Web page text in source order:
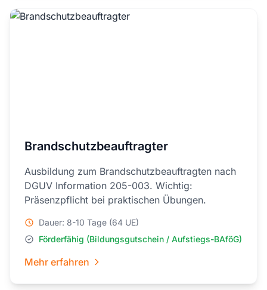
Brandschutzbeauftragter
Ausbildung zum Brandschutzbeauftragten nach
DGUV Information 205-003. Wichtig:
Präsenzpflicht bei praktischen Übungen.
Dauer: 8-10 Tage (64 UE)
Förderfähig (Bildungsgutschein / Aufstiegs-BAföG)
Mehr erfahren